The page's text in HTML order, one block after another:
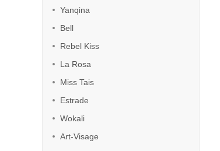
Yanqina
Bell
Rebel Kiss
La Rosa
Miss Tais
Estrade
Wokali
Art-Visage